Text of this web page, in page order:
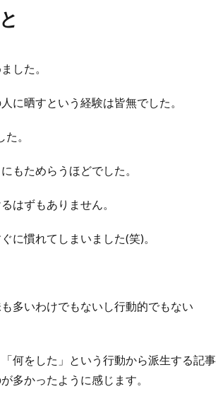
した。
に晒すという経験は皆無でした。
。
もためらうほどでした。
はずもありません。
に慣れてしまいました(笑)。
多いわけでもないし行動的でもない
何をした」という行動から派生する記事
多かったように感じます。